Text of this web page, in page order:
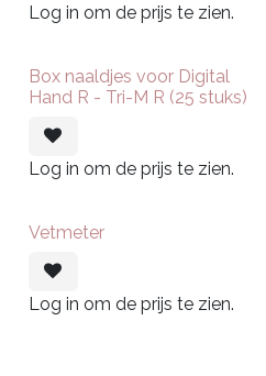
Log in om de prijs te zien.
Box naaldjes voor Digital
Hand R - Tri-M R (25 stuks)
Log in om de prijs te zien.
Vetmeter
Log in om de prijs te zien.